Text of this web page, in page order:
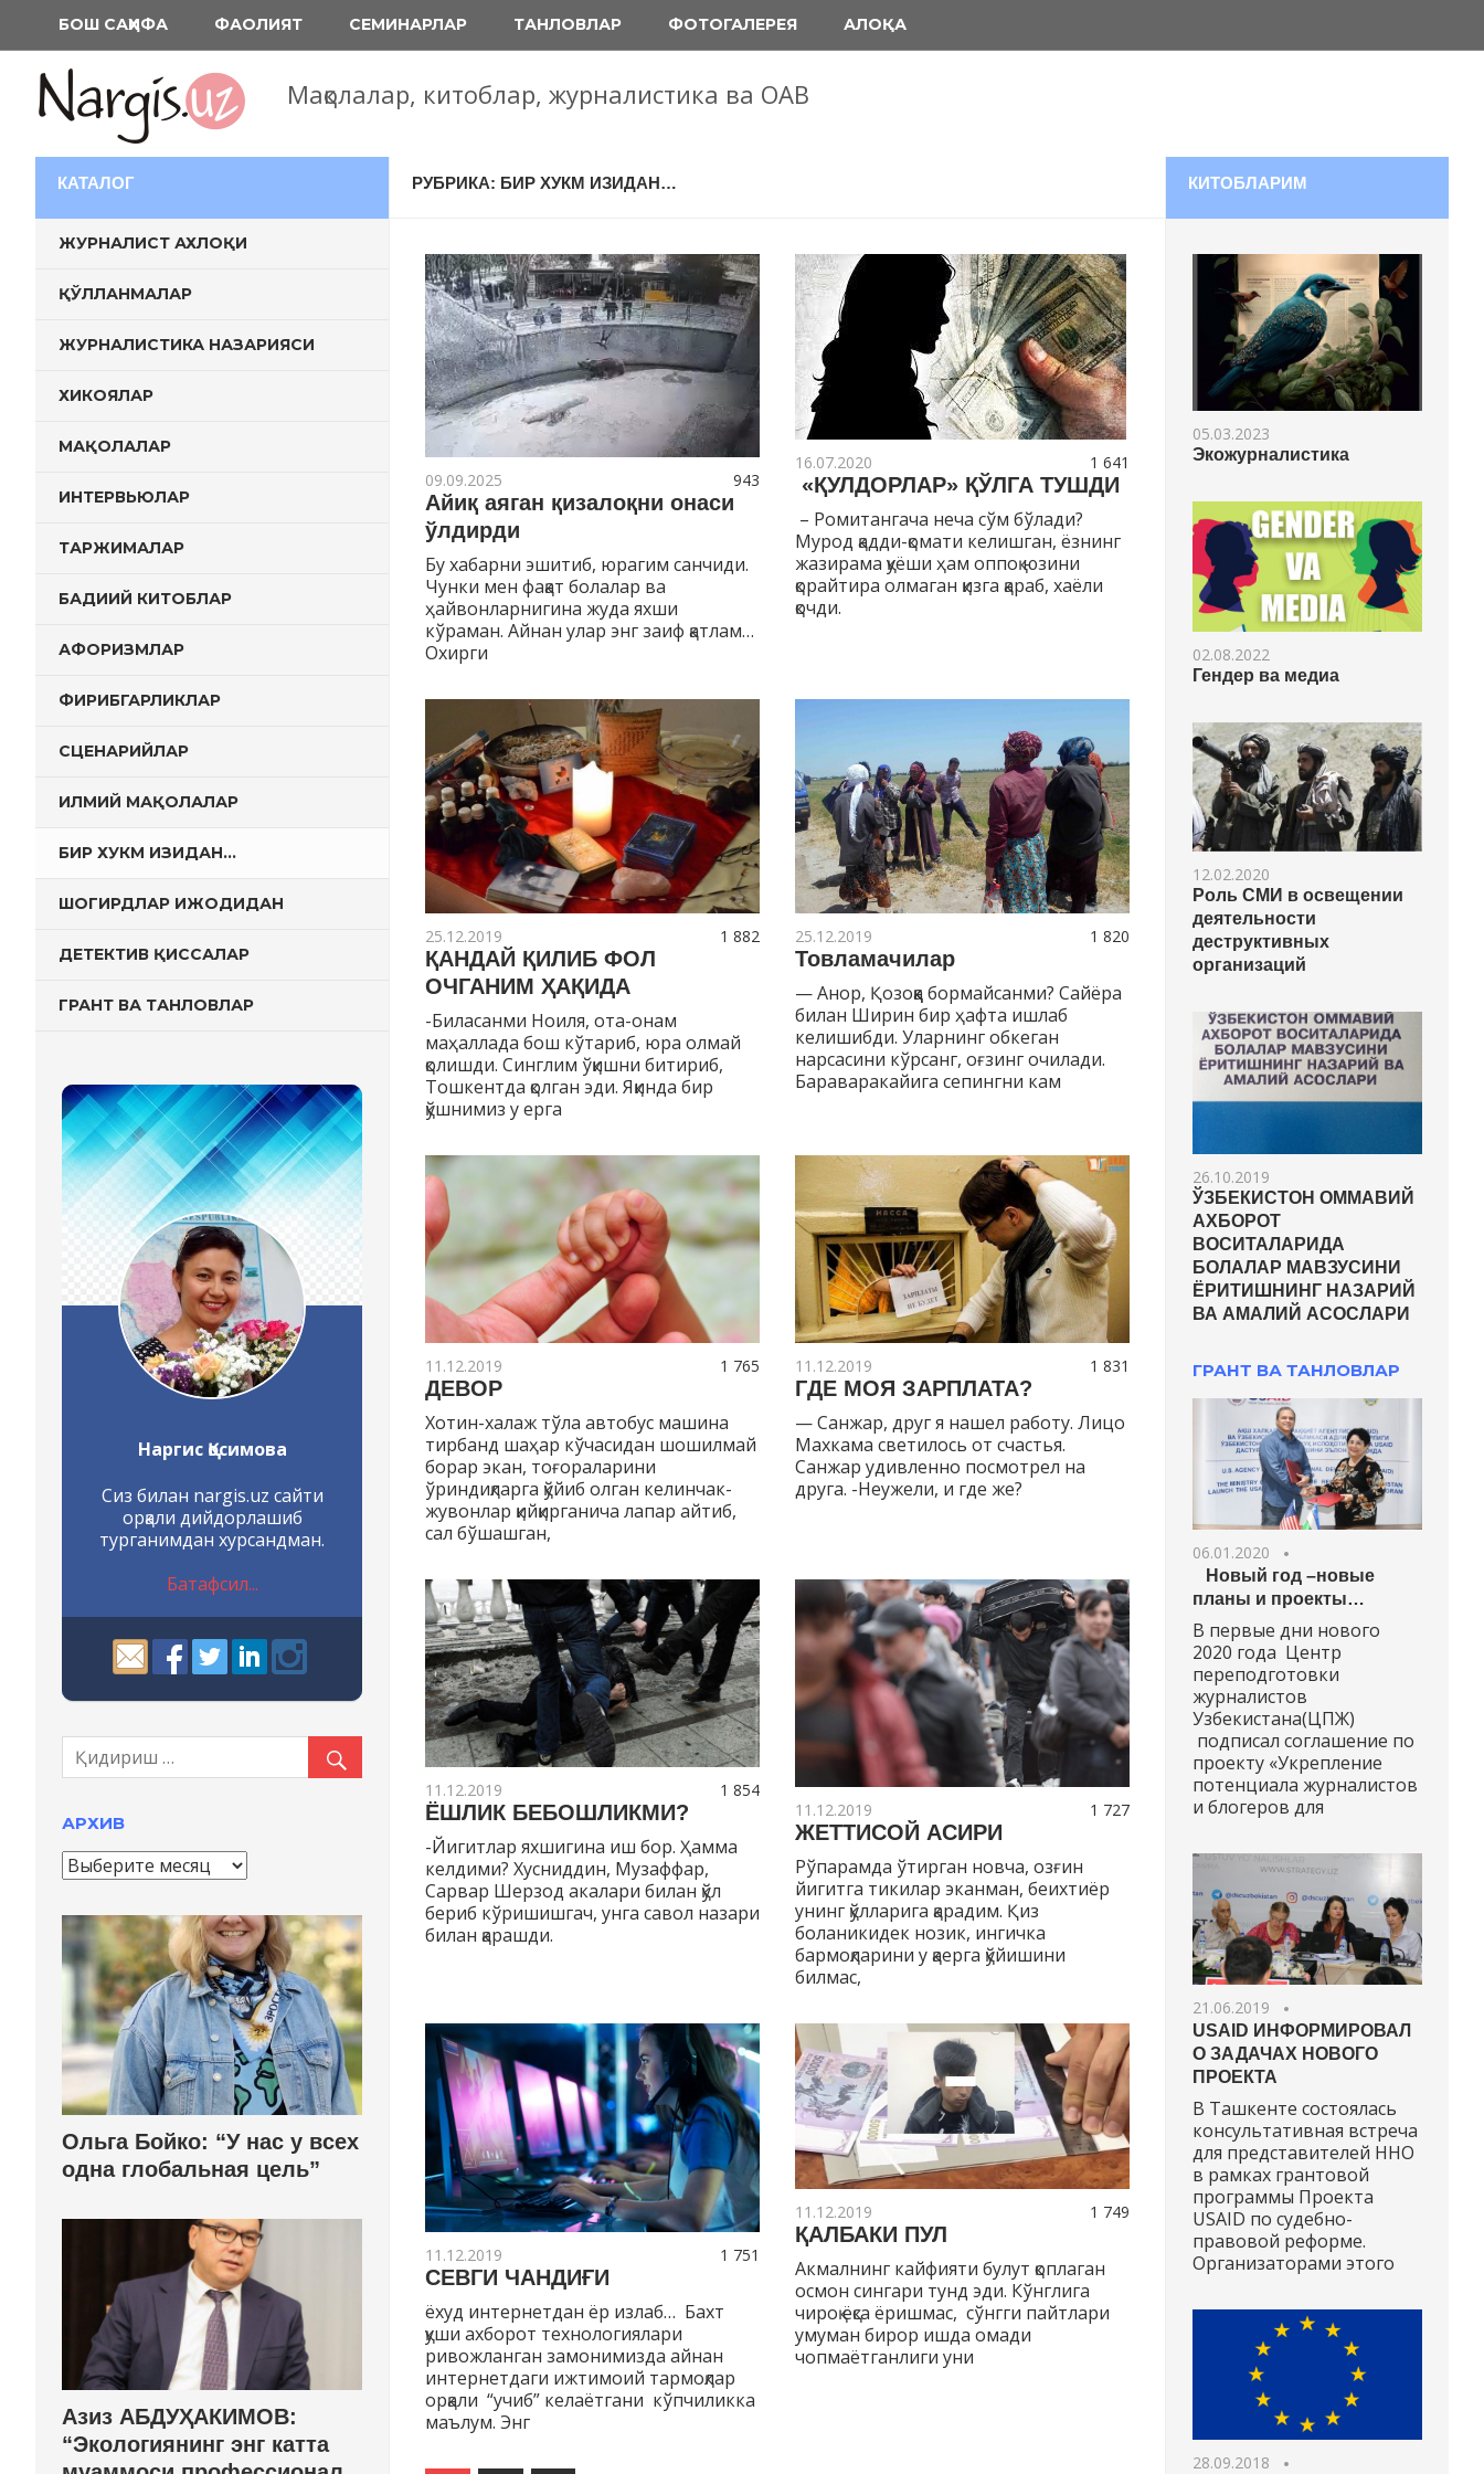
содержимому
БОШ САҲИФА ФАОЛИЯТ СЕМИНАРЛАР ТАНЛОВЛАР ФОТОГАЛЕРЕЯ АЛОҚА
Мақолалар, китоблар, журналистика ва ОАВ
РУБРИКА: БИР ХУКМ ИЗИДАН…
943
09.09.2025
Айиқ аяган қизалоқни онаси
ўлдирди
Бу хабарни эшитиб, юрагим санчиди.
Чунки мен фақат болалар ва
ҳайвонларнигина жуда яхши
кўраман. Айнан улар энг заиф қатлам…
Охирги
1 641
16.07.2020
«ҚУЛДОРЛАР» ҚЎЛГА ТУШДИ
– Ромитангача неча сўм бўлади?
Мурод қадди-қомати келишган, ёзнинг
жазирама қуёши ҳам оппоқ юзини
қорайтира олмаган қизга қараб, хаёли
қочди.
1 882
25.12.2019
ҚАНДАЙ ҚИЛИБ ФОЛ
ОЧГАНИМ ҲАҚИДА
-Биласанми Ноиля, ота-онам
маҳаллада бош кўтариб, юра олмай
қолишди. Синглим ўқишни битириб,
Тошкентда қолган эди. Яқинда бир
қўшнимиз у ерга
1 820
25.12.2019
Товламачилар
— Анор, Қозоққа бормайсанми? Сайёра
билан Ширин бир ҳафта ишлаб
келишибди. Уларнинг обкеган
нарсасини кўрсанг, оғзинг очилади.
Бараваракайига сепингни кам
1 765
11.12.2019
ДЕВОР
Хотин-халаж тўла автобус машина
тирбанд шаҳар кўчасидан шошилмай
борар экан, тоғораларини
ўриндиқларга қўйиб олган келинчак-
жувонлар қийқирганича лапар айтиб,
сал бўшашган,
1 831
11.12.2019
ГДЕ МОЯ ЗАРПЛАТА?
— Санжар, друг я нашел работу. Лицо
Махкама светилось от счастья.
Санжар удивленно посмотрел на
друга. -Неужели, и где же?
1 854
11.12.2019
ЁШЛИК БЕБОШЛИКМИ?
-Йигитлар яхшигина иш бор. Ҳамма
келдими? Хусниддин, Музаффар,
Сарвар Шерзод акалари билан қўл
бериб кўришишгач, унга савол назари
билан қарашди.
1 727
11.12.2019
ЖЕТТИСОЙ АСИРИ
Рўпарамда ўтирган новча, озғин
йигитга тикилар эканман, беихтиёр
унинг қўлларига қарадим. Қиз
боланикидек нозик, ингичка
бармоқларини у қаерга қўйишини
билмас,
1 751
11.12.2019
СЕВГИ ЧАНДИҒИ
ёхуд интернетдан ёр излаб… Бахт
қуши ахборот технологиялари
ривожланган замонимизда айнан
интернетдаги ижтимоий тармоқлар
орқали “учиб” келаётгани кўпчиликка
маълум. Энг
1 749
11.12.2019
ҚАЛБАКИ ПУЛ
Акмалнинг кайфияти булут қоплаган
осмон сингари тунд эди. Кўнглига
чироқ ёқса ёришмас, сўнгги пайтлари
умуман бирор ишда омади
чопмаётганлиги уни
КАТАЛОГ
ЖУРНАЛИСТ АХЛОҚИ
ҚЎЛЛАНМАЛАР
ЖУРНАЛИСТИКА НАЗАРИЯСИ
ХИКОЯЛАР
МАҚОЛАЛАР
ИНТЕРВЬЮЛАР
ТАРЖИМАЛАР
БАДИИЙ КИТОБЛАР
АФОРИЗМЛАР
ФИРИБГАРЛИКЛАР
СЦЕНАРИЙЛАР
ИЛМИЙ МАҚОЛАЛАР
БИР ХУКМ ИЗИДАН…
ШОГИРДЛАР ИЖОДИДАН
ДЕТЕКТИВ ҚИССАЛАР
ГРАНТ ВА ТАНЛОВЛАР
Наргис Қосимова
Сиз билан nargis.uz сайти
орқали дийдорлашиб
турганимдан хурсандман.
Батафсил...
АРХИВ
А
р
и
в
Ольга Бойко: “У нас у всех
одна глобальная цель”
Азиз АБДУҲАКИМОВ:
“Экологиянинг энг катта
КИТОБЛАРИМ
05.03.2023
Экожурналистика
02.08.2022
Гендер ва медиа
12.02.2020
Роль СМИ в освещении
деятельности
деструктивных
организаций
26.10.2019
ЎЗБЕКИСТОН ОММАВИЙ
АХБОРОТ
ВОСИТАЛАРИДА
БОЛАЛАР МАВЗУСИНИ
ЁРИТИШНИНГ НАЗАРИЙ
ВА АМАЛИЙ АСОСЛАРИ
ГРАНТ ВА ТАНЛОВЛАР
06.01.2020
Новый год –новые
планы и проекты…
В первые дни нового
2020 года Центр
переподготовки
журналистов
Узбекистана(ЦПЖ)
подписал соглашение по
проекту «Укрепление
потенциала журналистов
и блогеров для
21.06.2019
USAID ИНФОРМИРОВАЛ
О ЗАДАЧАХ НОВОГО
ПРОЕКТА
В Ташкенте состоялась
консультативная встреча
для представителей ННО
в рамках грантовой
программы Проекта
USAID по судебно-
правовой реформе.
Организаторами этого
28.09.2018